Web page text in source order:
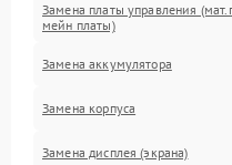
Замена платы управления
мейн платы)
Замена аккумулятора
Замена корпуса
Замена дисплея (экрана)